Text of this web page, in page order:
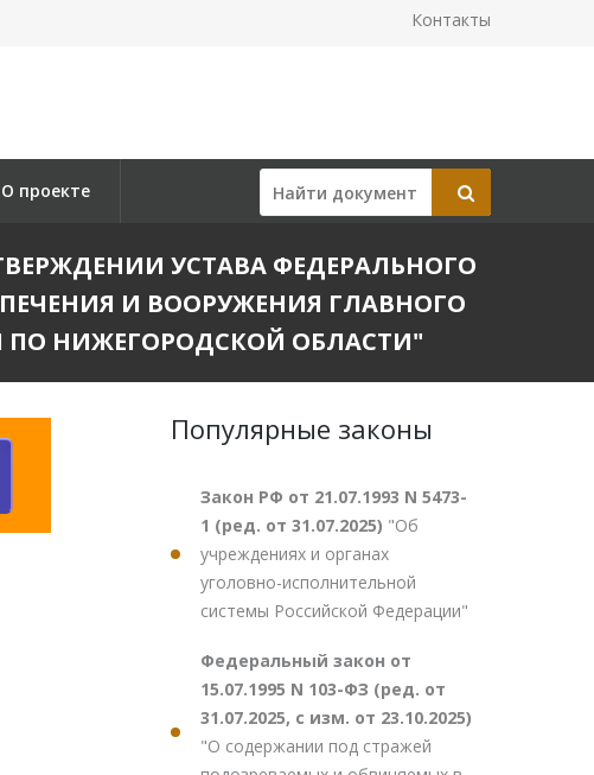
Контакты
О проекте
УСТАВА ФЕДЕРАЛЬНОГО
И ВООРУЖЕНИЯ ГЛАВНОГО
НИЖЕГОРОДСКОЙ ОБЛАСТИ"
Популярные законы
Закон РФ от 21.07.1993 N 5473-
1 (ред. от 31.07.2025) "Об
учреждениях и органах
уголовно-исполнительной
системы Российской Федерации"
Федеральный закон от
15.07.1995 N 103-ФЗ (ред. от
31.07.2025, с изм. от 23.10.2025)
"О содержании под стражей